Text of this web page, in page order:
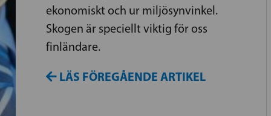
ekonomiskt och ur miljösynvinkel.
Skogen är speciellt viktig för oss
finländare.
LÄS FÖREGÅENDE ARTIKEL